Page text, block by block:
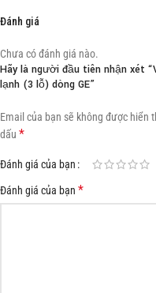
Đánh giá
Chưa có đánh giá nào.
Hãy là người đầu tiên nhận xét
lạnh (3 lỗ) dòng GE”
Email của bạn sẽ không được hiển
dấu *
Đánh giá của bạn
Đánh giá của bạn *